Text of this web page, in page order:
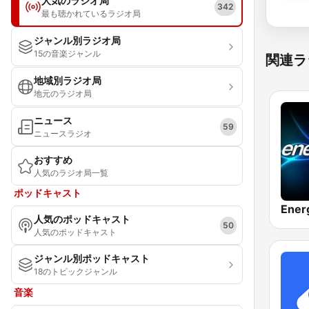
最も聴かれているラジオ局
342
ジャンル別ラジオ局
15の音楽ジャンル
地域別ラジオ局
地元のラジオ局
ニュース
ニュースラジオ
59
おすすめ
人気のラジオ局一覧
ポッドキャスト
人気のポッドキャスト
人気のポッドキャスト
50
ジャンル別ポッドキャスト
18のトピックジャンル
音楽
関連